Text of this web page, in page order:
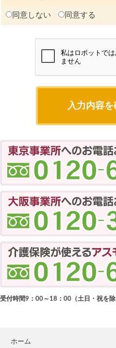
・当サイトにおいてその他当社が提供する商
4.当社は、お客様の個人情報を、お客様の同
て第三者に提供いたしません。
おいて、お客様の個人情報を、上記の利用目
5. 当社は、お客様の個人情報を適正に取り扱
6. 当社は、お客様の個人情報の取扱を委託す
7. 当社は、お客様の個人情報の開示・訂正等
株式会社アスモ介護サービス
同意しない 同意する
受付時間9：00～18：00（土日・祝を除
ホーム